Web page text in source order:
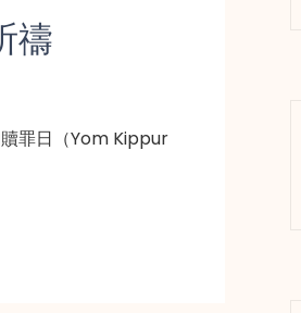
禱
罪日（Yom Kippur